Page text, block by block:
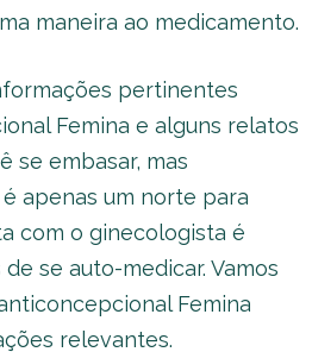
maneira ao medicamento.
pertinentes
Femina e alguns relatos
se embasar, mas
apenas um norte para
com o ginecologista é
se auto-medicar. Vamos
Femina
relevantes.